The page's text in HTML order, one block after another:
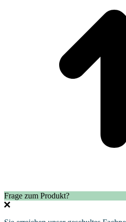
Frage zum Produkt?